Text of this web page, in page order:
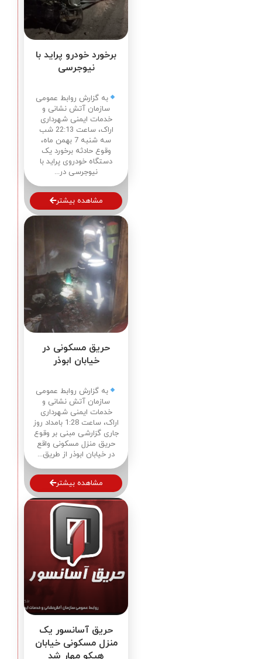
برخورد خودرو پراید با
به گزارش روابط عمومی
سازمان آتش نشانی و
خدمات ایمنی شهرداری
اراک، ساعت 22:13 شب
سه شنبه 7 بهمن ماه،
وقوع حادثه برخورد یک
دستگاه خودروی پراید با
نیوجرسی در...
مشاهده بیشتر
حریق مسکونی در
خیابان ابوذر
به گزارش روابط عمومی
سازمان آتش نشانی و
خدمات ایمنی شهرداری
اراک، ساعت 1:28 بامداد روز
جاری گزارشی مبنی بر وقوع
حریق منزل مسکونی واقع
در خیابان ابوذر از طریق...
مشاهده بیشتر
حریق آسانسور یک
منزل مسکونی خیابان
هپکو مهار شد